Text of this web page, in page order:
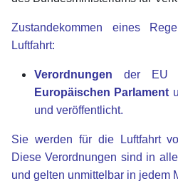
Zustandekommen eines
Luftfahrt:
Verordnungen der EU
Europäischen Parlament
und veröffentlicht.
Sie werden für die Luftfahrt
Diese Verordnungen sind in
und gelten unmittelbar in jedem